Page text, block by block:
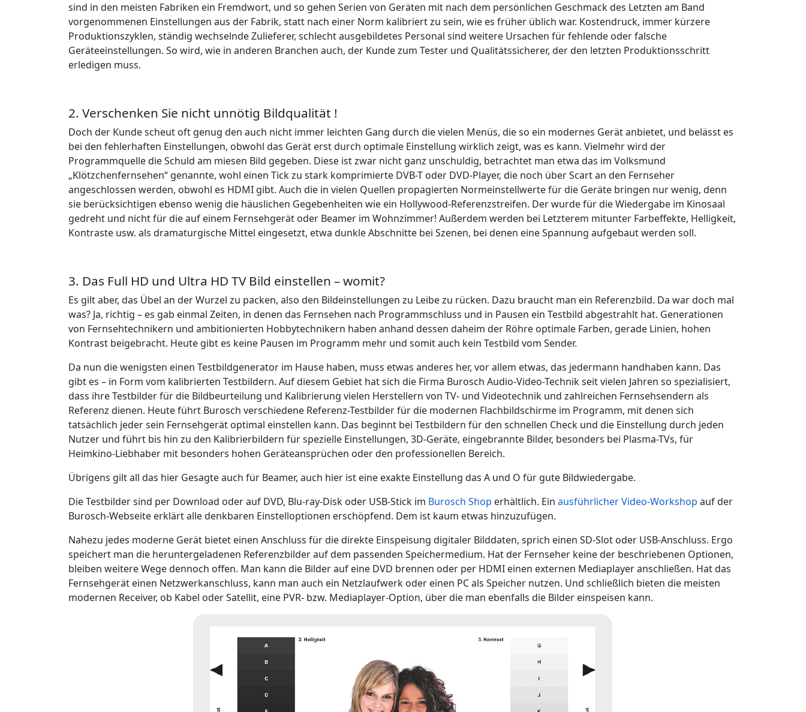
sind in den meisten Fabriken ein Fremdwort, und so gehen Serien von Geräten mit nach dem persönlichen Geschmack des Letzten am Band
vorgenommenen Einstellungen aus der Fabrik, statt nach einer Norm kalibriert zu sein, wie es früher üblich war. Kostendruck, immer kürzere
Produktionszyklen, ständig wechselnde Zulieferer, schlecht ausgebildetes Personal sind weitere Ursachen für fehlende oder falsche
Geräteeinstellungen. So wird, wie in anderen Branchen auch, der Kunde zum Tester und Qualitätssicherer, der den letzten Produktionsschritt
erledigen muss.
2. Verschenken Sie nicht unnötig Bildqualität !
Doch der Kunde scheut oft genug den auch nicht immer leichten Gang durch die vielen Menüs, die so ein modernes Gerät anbietet, und belässt es
bei den fehlerhaften Einstellungen, obwohl das Gerät erst durch optimale Einstellung wirklich zeigt, was es kann. Vielmehr wird der
Programmquelle die Schuld am miesen Bild gegeben. Diese ist zwar nicht ganz unschuldig, betrachtet man etwa das im Volksmund
„Klötzchenfernsehen“ genannte, wohl einen Tick zu stark komprimierte DVB-T oder DVD-Player, die noch über Scart an den Fernseher
angeschlossen werden, obwohl es HDMI gibt. Auch die in vielen Quellen propagierten Normeinstellwerte für die Geräte bringen nur wenig, denn
sie berücksichtigen ebenso wenig die häuslichen Gegebenheiten wie ein Hollywood-Referenzstreifen. Der wurde für die Wiedergabe im Kinosaal
gedreht und nicht für die auf einem Fernsehgerät oder Beamer im Wohnzimmer! Außerdem werden bei Letzterem mitunter Farbeffekte, Helligkeit,
Kontraste usw. als dramaturgische Mittel eingesetzt, etwa dunkle Abschnitte bei Szenen, bei denen eine Spannung aufgebaut werden soll.
3. Das Full HD und Ultra HD TV Bild einstellen – womit?
Es gilt aber, das Übel an der Wurzel zu packen, also den Bildeinstellungen zu Leibe zu rücken. Dazu braucht man ein Referenzbild. Da war doch mal
was? Ja, richtig – es gab einmal Zeiten, in denen das Fernsehen nach Programmschluss und in Pausen ein Testbild abgestrahlt hat. Generationen
von Fernsehtechnikern und ambitionierten Hobbytechnikern haben anhand dessen daheim der Röhre optimale Farben, gerade Linien, hohen
Kontrast beigebracht. Heute gibt es keine Pausen im Programm mehr und somit auch kein Testbild vom Sender.
Da nun die wenigsten einen Testbildgenerator im Hause haben, muss etwas anderes her, vor allem etwas, das jedermann handhaben kann. Das
gibt es – in Form vom kalibrierten Testbildern. Auf diesem Gebiet hat sich die Firma Burosch Audio-Video-Technik seit vielen Jahren so spezialisiert,
dass ihre Testbilder für die Bildbeurteilung und Kalibrierung vielen Herstellern von TV- und Videotechnik und zahlreichen Fernsehsendern als
Referenz dienen. Heute führt Burosch verschiedene Referenz-Testbilder für die modernen Flachbildschirme im Programm, mit denen sich
tatsächlich jeder sein Fernsehgerät optimal einstellen kann. Das beginnt bei Testbildern für den schnellen Check und die Einstellung durch jeden
Nutzer und führt bis hin zu den Kalibrierbildern für spezielle Einstellungen, 3D-Geräte, eingebrannte Bilder, besonders bei Plasma-TVs, für
Heimkino-Liebhaber mit besonders hohen Geräteansprüchen oder den professionellen Bereich.
Übrigens gilt all das hier Gesagte auch für Beamer, auch hier ist eine exakte Einstellung das A und O für gute Bildwiedergabe.
Die Testbilder sind per Download oder auf DVD, Blu-ray-Disk oder USB-Stick im Burosch Shop erhältlich. Ein ausführlicher Video-Workshop auf der
Burosch-Webseite erklärt alle denkbaren Einstelloptionen erschöpfend. Dem ist kaum etwas hinzuzufügen.
Nahezu jedes moderne Gerät bietet einen Anschluss für die direkte Einspeisung digitaler Bilddaten, sprich einen SD-Slot oder USB-Anschluss. Ergo
speichert man die heruntergeladenen Referenzbilder auf dem passenden Speichermedium. Hat der Fernseher keine der beschriebenen Optionen,
bleiben weitere Wege dennoch offen. Man kann die Bilder auf eine DVD brennen oder per HDMI einen externen Mediaplayer anschließen. Hat das
Fernsehgerät einen Netzwerkanschluss, kann man auch ein Netzlaufwerk oder einen PC als Speicher nutzen. Und schließlich bieten die meisten
modernen Receiver, ob Kabel oder Satellit, eine PVR- bzw. Mediaplayer-Option, über die man ebenfalls die Bilder einspeisen kann.